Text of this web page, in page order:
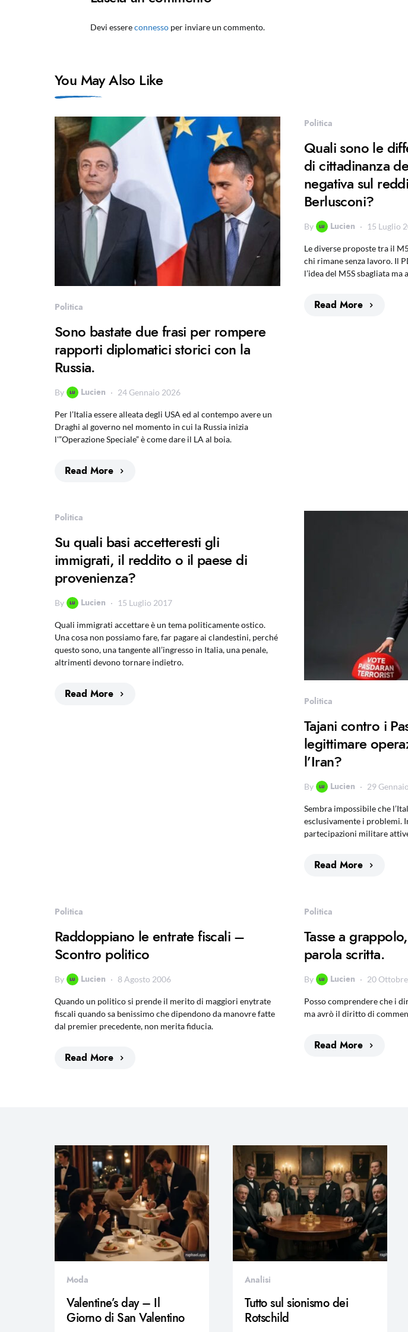
Devi essereconnesso per inviare un commento.
You May Also Like
Politica
Sono bastate due frasi per rompere
rapporti diplomatici storici con la
Russia.
By Lucien 24 Gennaio 2026
Per l’Italia essere alleata degli USA ed al contempo avere un
Draghi al governo nel momento in cui la Russia inizia
l'”Operazione Speciale” è come dare il LA al boia.
Read More
Politica
Quali sono le
di cittadinanza
negativa sul
Berlusconi?
By Lucien 15 Luglio
Le diverse proposte tra il
chi rimane senza lavoro. Il
l’idea del M5S sbagliata ma
Read More
Politica
Su quali basi accetteresti gli
immigrati, il reddito o il paese di
provenienza?
By Lucien 15 Luglio 2017
Quali immigrati accettare è un tema politicamente ostico.
Una cosa non possiamo fare, far pagare ai clandestini, perché
questo sono, una tangente all’ingresso in Italia, una penale,
altrimenti devono tornare indietro.
Read More
Politica
Tajani contro i
legittimare
l’Iran?
By Lucien 29
Sembra impossibile che
esclusivamente i problemi.
partecipazioni militare
Read More
Politica
Raddoppiano le entrate fiscali –
Scontro politico
By Lucien 8 Agosto 2006
Quando un politico si prende il merito di maggiori enytrate
fiscali quando sa benissimo che dipendono da manovre fatte
dal premier precedente, non merita fiducia.
Read More
Politica
Tasse a
parola scritta.
By Lucien 20
Posso comprendere che i
ma avrò il diritto di
Read More
Moda
Valentine’s day – Il
Giorno di San Valentino
Analisi
Tutto sul sionismo dei
Rotschild